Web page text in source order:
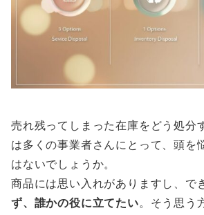
売れ残ってしまった在庫をどう処
は多くの事業者さんにとって、頭を
はないでしょうか。
商品には思い入れがありますし、で
ず、誰かの役に立てたい。そう思う